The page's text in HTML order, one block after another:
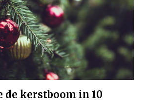
de kerstboom in 10